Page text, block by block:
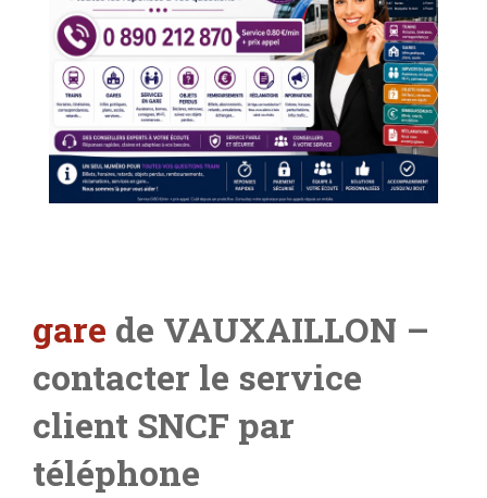
gare de VAUXAILLON –
contacter le service
client SNCF par
téléphone